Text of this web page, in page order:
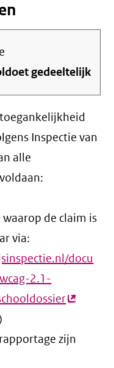
gedeeltelijk
Inspectie van
alle
de claim is
via:
docu
2.1-
(externe
zijn